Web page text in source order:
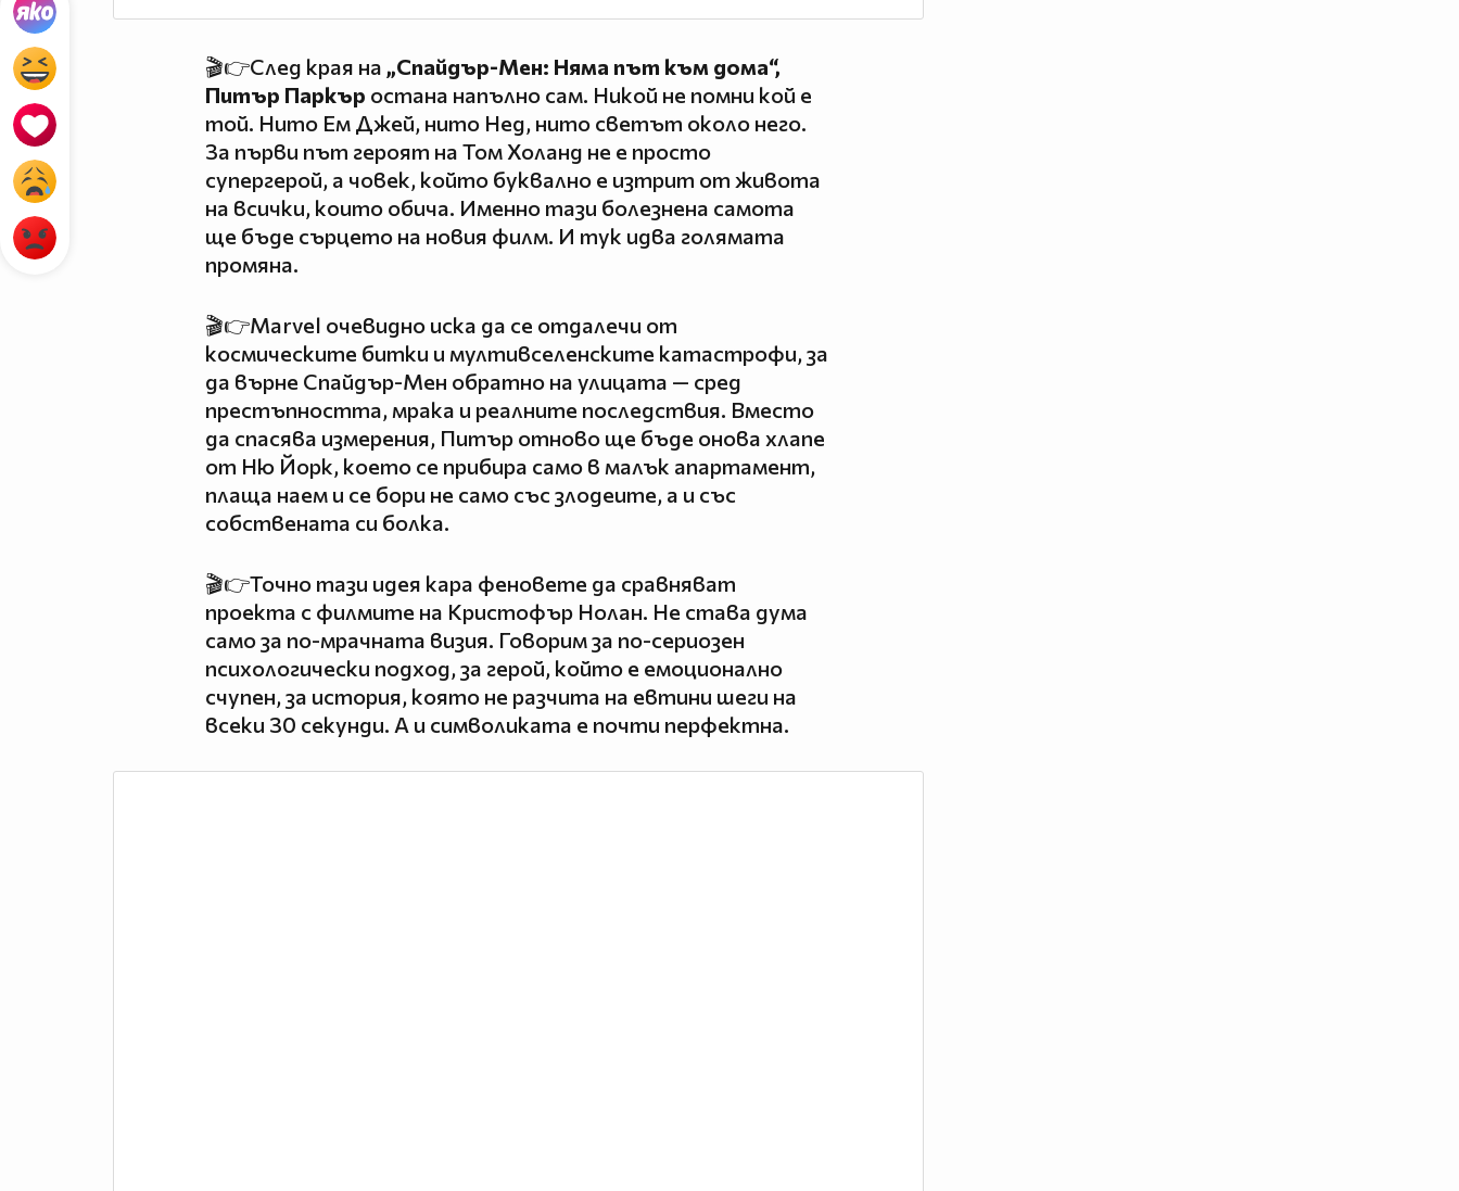
🎬👉След края на „Спайдър-Мен: Няма път към дома“,
Питър Паркър остана напълно сам. Никой не помни кой е
той. Нито Ем Джей, нито Нед, нито светът около него.
За първи път героят на Том Холанд не е просто
супергерой, а човек, който буквално е изтрит от живота
на всички, които обича. Именно тази болезнена самота
ще бъде сърцето на новия филм. И тук идва голямата
промяна.
🎬👉Marvel очевидно иска да се отдалечи от
космическите битки и мултивселенските катастрофи, за
да върне Спайдър-Мен обратно на улицата — сред
престъпността, мрака и реалните последствия. Вместо
да спасява измерения, Питър отново ще бъде онова хлапе
от Ню Йорк, което се прибира само в малък апартамент,
плаща наем и се бори не само със злодеите, а и със
собствената си болка.
🎬👉Точно тази идея кара феновете да сравняват
проекта с филмите на Кристофър Нолан. Не става дума
само за по-мрачната визия. Говорим за по-сериозен
психологически подход, за герой, който е емоционално
счупен, за история, която не разчита на евтини шеги на
всеки 30 секунди. А и символиката е почти перфектна.